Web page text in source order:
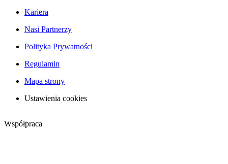
Kariera
Nasi Partnerzy
Polityka Prywatności
Regulamin
Mapa strony
Ustawienia cookies
Współpraca